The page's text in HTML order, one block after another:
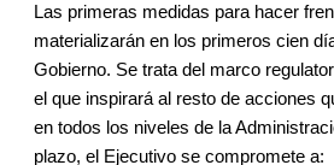
Las primeras medidas para hacer
materializarán en los primeros cien
Gobierno. Se trata del marco
el que inspirará al resto de acciones
en todos los niveles de la
plazo, el Ejecutivo se compromete a: